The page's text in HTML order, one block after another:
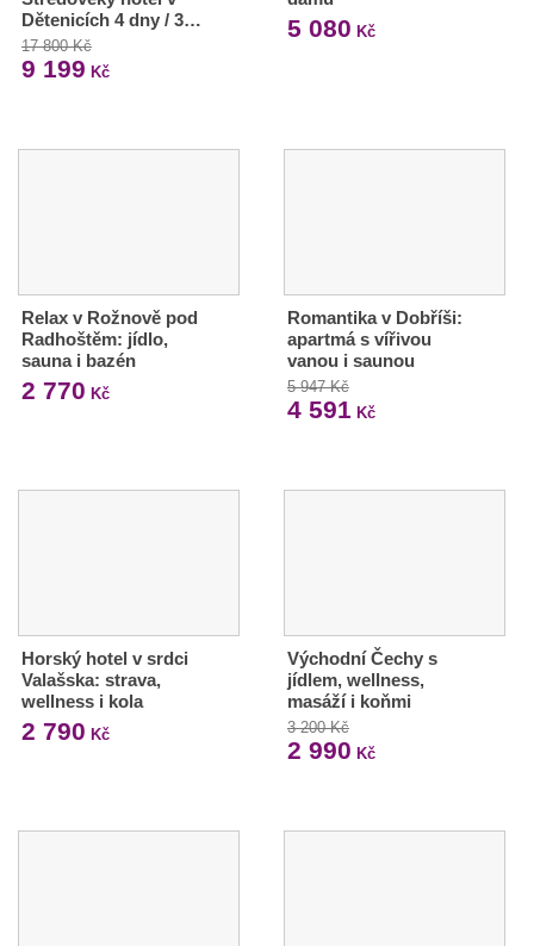
Dětenicích 4 dny / 3…
17 800 Kč
9 199 Kč
5 080 Kč
Relax v Rožnově pod
Radhoštěm: jídlo,
sauna i bazén
2 770 Kč
Romantika v Dobříši:
apartmá s vířivou
vanou i saunou
5 947 Kč
4 591 Kč
Horský hotel v srdci
Valašska: strava,
wellness i kola
2 790 Kč
Východní Čechy s
jídlem, wellness,
masáží i koňmi
3 200 Kč
2 990 Kč